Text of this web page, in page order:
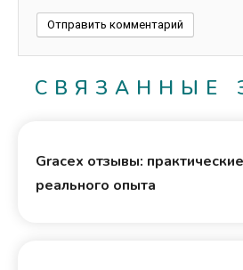
СВЯЗАННЫЕ
Gracex отзывы:
реального опыта